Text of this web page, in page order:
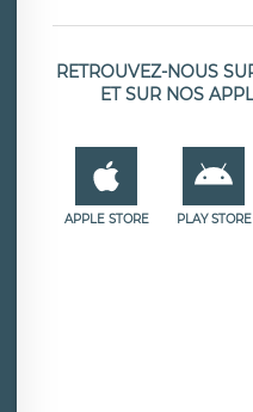
RETROUVEZ-NOUS
ET SUR NOS
APPLE STORE PLAY STORE